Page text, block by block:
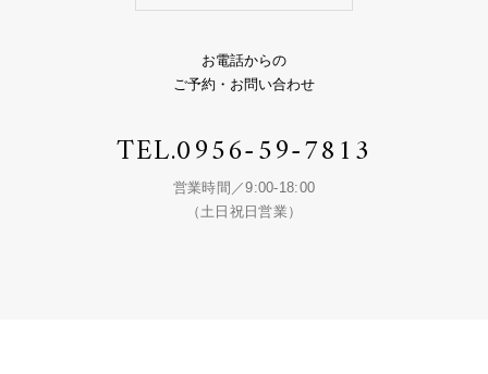
お電話からの
ご予約・お問い合わせ
TEL.0956-59-7813
営業時間／9:00-18:00
（土日祝日営業）